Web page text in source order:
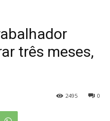
três meses,
0
2495